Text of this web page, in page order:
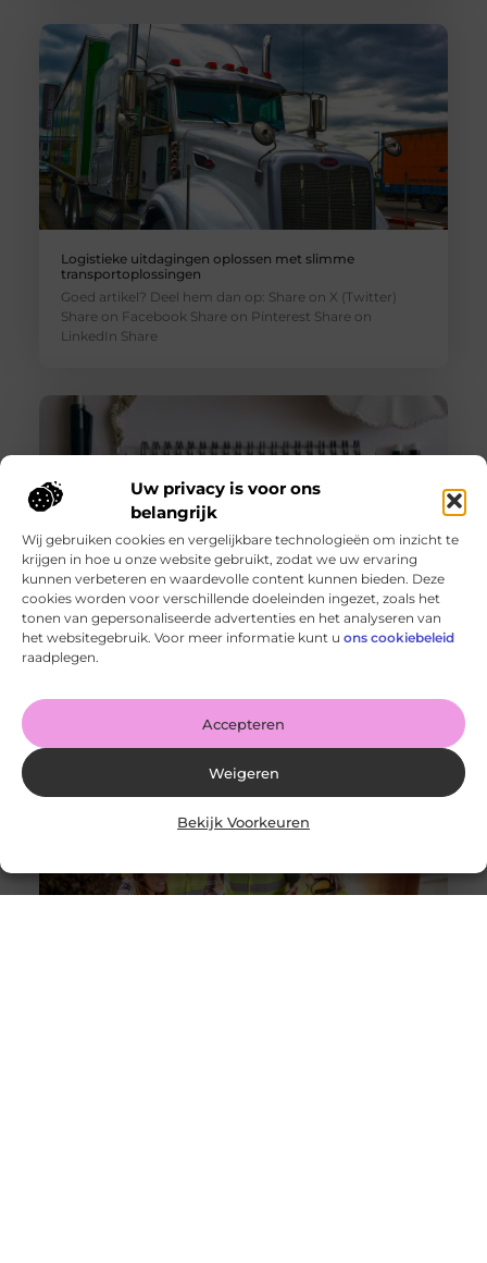
Uw privacy is voor ons
belangrijk
Wij gebruiken cookies en vergelijkbare technologieën om inzicht te
krijgen in hoe u onze website gebruikt, zodat we uw ervaring
kunnen verbeteren en waardevolle content kunnen bieden. Deze
cookies worden voor verschillende doeleinden ingezet, zoals het
tonen van gepersonaliseerde advertenties en het analyseren van
het websitegebruik. Voor meer informatie kunt u ons cookiebeleid
raadplegen.
Accepteren
Weigeren
Bekijk Voorkeuren
Logistieke uitdagingen oplossen met slimme
transportoplossingen
Goed artikel? Deel hem dan op: Share on X (Twitter)
Share on Facebook Share on Pinterest Share on
LinkedIn Share
De voordelen van het drukken van kalenders voor jouw
bedrijf!
Goed artikel? Deel hem dan op: Share on X (Twitter)